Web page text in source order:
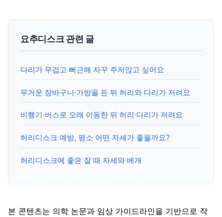
요추디스크 관련 글
다리가 무겁고 뻐근해 자꾸 주저앉고 싶어요
무거운 장바구니·가방을 든 뒤 허리와 다리가 저려요
비행기·버스로 오래 이동한 뒤 허리·다리가 저려요
허리디스크 예방, 평소 어떤 자세가 좋을까요?
허리디스크에 좋은 잘 때 자세와 베개
본 콘텐츠는 의학 논문과 임상 가이드라인을 기반으로 작